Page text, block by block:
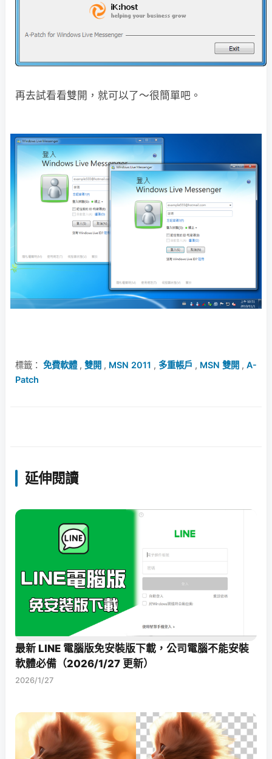
再去試看看雙開，就可以了～很簡單吧。
標籤： 免費軟體, 雙開 , MSN 2011 , 多重帳戶 , MSN 雙開 , A-
Patch
延伸閱讀
最新 LINE 電腦版免安裝版下載，公司電腦不能安裝
軟體必備（2026/1/27 更新）
2026/1/27